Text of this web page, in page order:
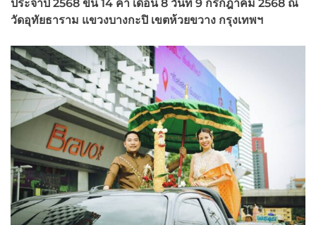
ประจำปี 2568 ขึ้น 14 ค่ำ เดือน 8 วันที่ 9 กรกฎาคม 2568 ณ
วัดอุทัยธาราม แขวงบางกะปิ เขตห้วยขวาง กรุงเทพฯ